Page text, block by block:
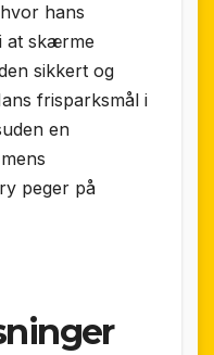
hans
at skærme
sikkert og
frisparksmål i
en
peger på